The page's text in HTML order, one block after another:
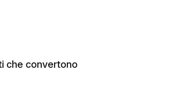
che convertono